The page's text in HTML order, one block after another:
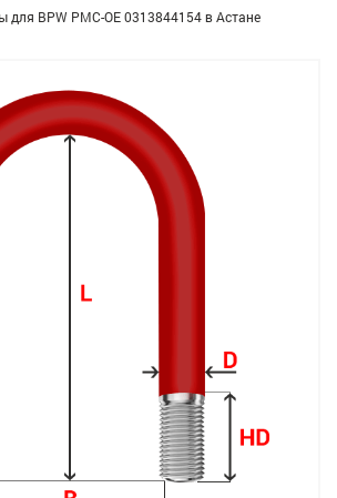
для BPW РМС-OE 0313844154 в Астане